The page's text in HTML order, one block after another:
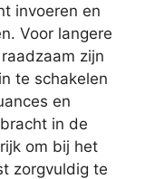
invoeren en
Voor langere
zijn
te schakelen
en
in de
om bij het
zorgvuldig te